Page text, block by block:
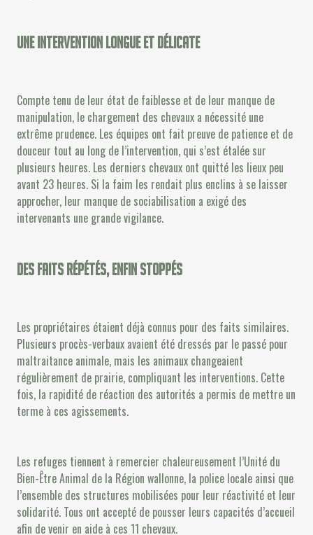
Une intervention longue et délicate
Compte tenu de leur état de faiblesse et de leur manque de
manipulation, le chargement des chevaux a nécessité une
extrême prudence. Les équipes ont fait preuve de patience et de
douceur tout au long de l’intervention, qui s’est étalée sur
plusieurs heures. Les derniers chevaux ont quitté les lieux peu
avant 23 heures. Si la faim les rendait plus enclins à se laisser
approcher, leur manque de sociabilisation a exigé des
intervenants une grande vigilance.
Des faits répétés, enfin stoppés
Les propriétaires étaient déjà connus pour des faits similaires.
Plusieurs procès-verbaux avaient été dressés par le passé pour
maltraitance animale, mais les animaux changeaient
régulièrement de prairie, compliquant les interventions. Cette
fois, la rapidité de réaction des autorités a permis de mettre un
terme à ces agissements.
Les refuges tiennent à remercier chaleureusement l’Unité du
Bien-Être Animal de la Région wallonne, la police locale ainsi que
l’ensemble des structures mobilisées pour leur réactivité et leur
solidarité. Tous ont accepté de pousser leurs capacités d’accueil
afin de venir en aide à ces 11 chevaux.